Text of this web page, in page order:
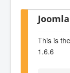
This is
1.6.6